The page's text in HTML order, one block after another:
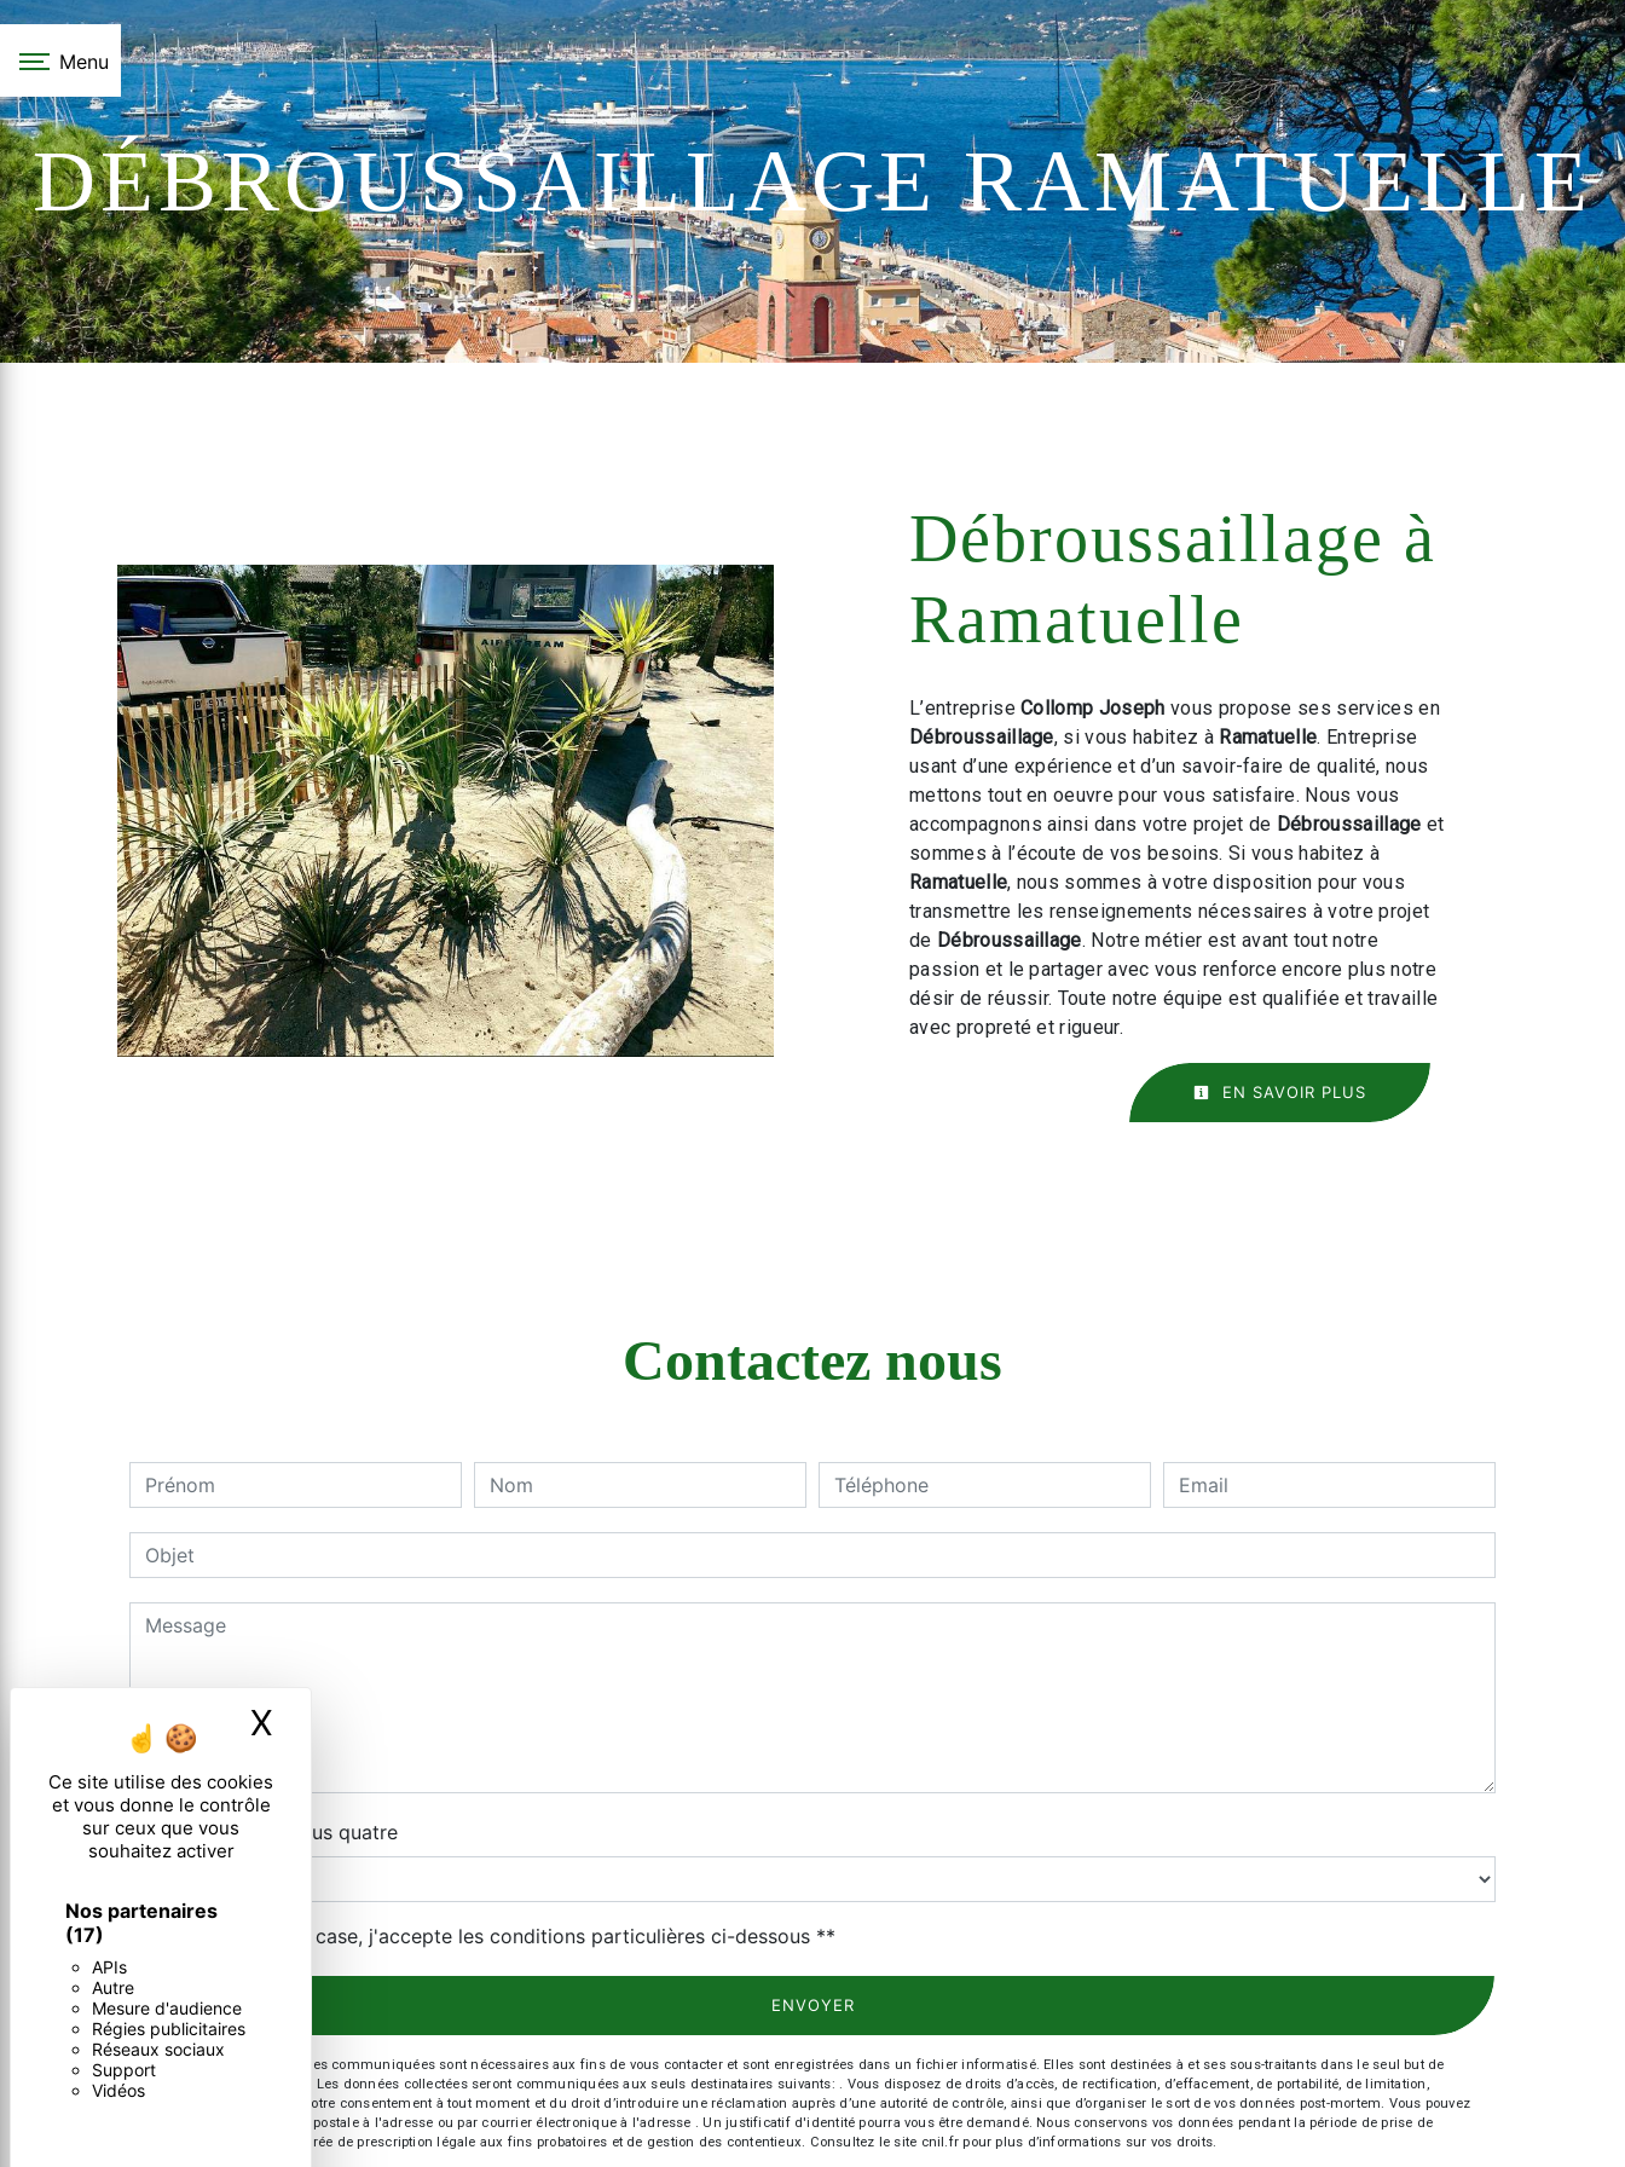
Panneau de gestion des cookies
Ce site utilise des cookies
et vous donne le contrôle
sur ceux que vous
souhaitez activer
Nos partenaires
(17)
APIs
Autre
Mesure d'audience
Régies publicitaires
Réseaux sociaux
Support
Vidéos
X
Menu
DÉBROUSSAILLAGE RAMATUELLE
Débroussaillage à
Ramatuelle
L’entrepriseCollomp Joseph vous propose ses services en
Débroussaillage, si vous habitez à Ramatuelle. Entreprise
usant d’une expérience et d’un savoir-faire de qualité, nous
mettons tout en oeuvre pour vous satisfaire. Nous vous
accompagnons ainsi dans votre projet de Débroussaillage et
sommes à l’écoute de vos besoins. Si vous habitez à
Ramatuelle, nous sommes à votre disposition pour vous
transmettre les renseignements nécessaires à votre projet
de Débroussaillage. Notre métier est avant tout notre
passion et le partager avec vous renforce encore plus notre
désir de réussir. Toute notre équipe est qualifiée et travaille
avec propreté et rigueur.
EN SAVOIR PLUS
Contactez nous
Combien font dix plus quatre
En cochant cette case, j'accepte les conditions particulières ci-dessous **
ENVOYER
** Les données personnelles communiquées sont nécessaires aux fins de vous contacter et sont enregistrées dans un fichier informatisé. Elles sont destinées à et ses sous-traitants dans le seul but de
répondre à votre message. Les données collectées seront communiquées aux seuls destinataires suivants: . Vous disposez de droits d’accès, de rectification, d’effacement, de portabilité, de limitation,
d’opposition, de retrait de votre consentement à tout moment et du droit d’introduire une réclamation auprès d’une autorité de contrôle, ainsi que d’organiser le sort de vos données post-mortem. Vous pouvez
exercer ces droits par voie postale à l'adresse ou par courrier électronique à l'adresse . Un justificatif d'identité pourra vous être demandé. Nous conservons vos données pendant la période de prise de
contact puis pendant la durée de prescription légale aux fins probatoires et de gestion des contentieux. Consultez le site cnil.fr pour plus d’informations sur vos droits.